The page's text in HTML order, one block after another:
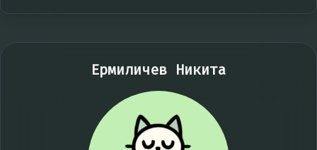
Ермиличев Никита